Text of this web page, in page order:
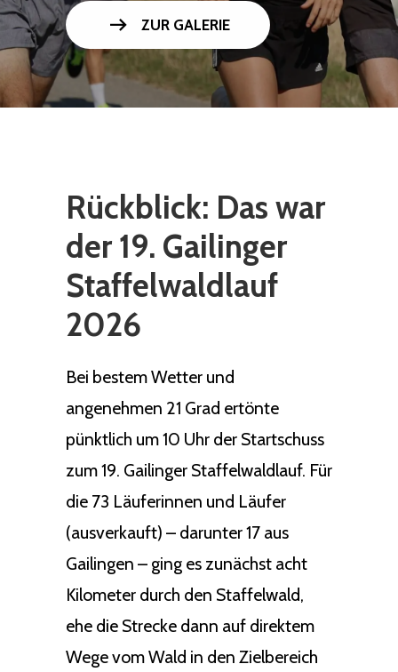
arrow_right_alt ZUR GALERIE
Rückblick: Das war
der 19. Gailinger
Staffelwaldlauf
2026
Bei bestem Wetter und
angenehmen 21 Grad ertönte
pünktlich um 10 Uhr der Startschuss
zum 19. Gailinger Staffelwaldlauf. Für
die 73 Läuferinnen und Läufer
(ausverkauft) – darunter 17 aus
Gailingen – ging es zunächst acht
Kilometer durch den Staffelwald,
ehe die Strecke dann auf direktem
Wege vom Wald in den Zielbereich